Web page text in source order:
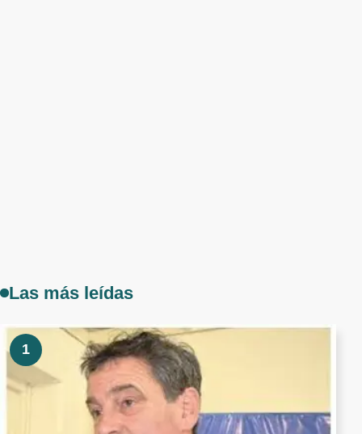
Las más leídas
1